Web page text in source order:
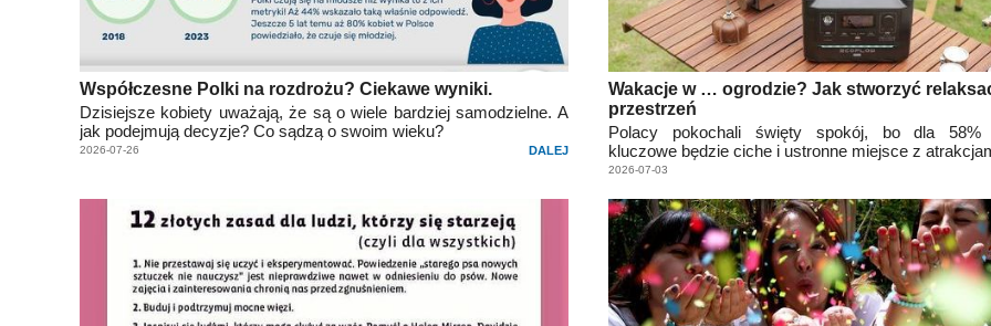
Współczesne Polki na rozdrożu? Ciekawe wyniki.
Dzisiejsze kobiety uważają, że są o wiele bardziej samodzielne. A
jak podejmują decyzje? Co sądzą o swoim wieku?
2026-07-26 DALEJ
Wakacje w … ogrodzie? Jak stworzyć
przestrzeń
Polacy pokochali święty spokój, bo dla 58%
kluczowe będzie ciche i ustronne miejsce z
2026-07-03